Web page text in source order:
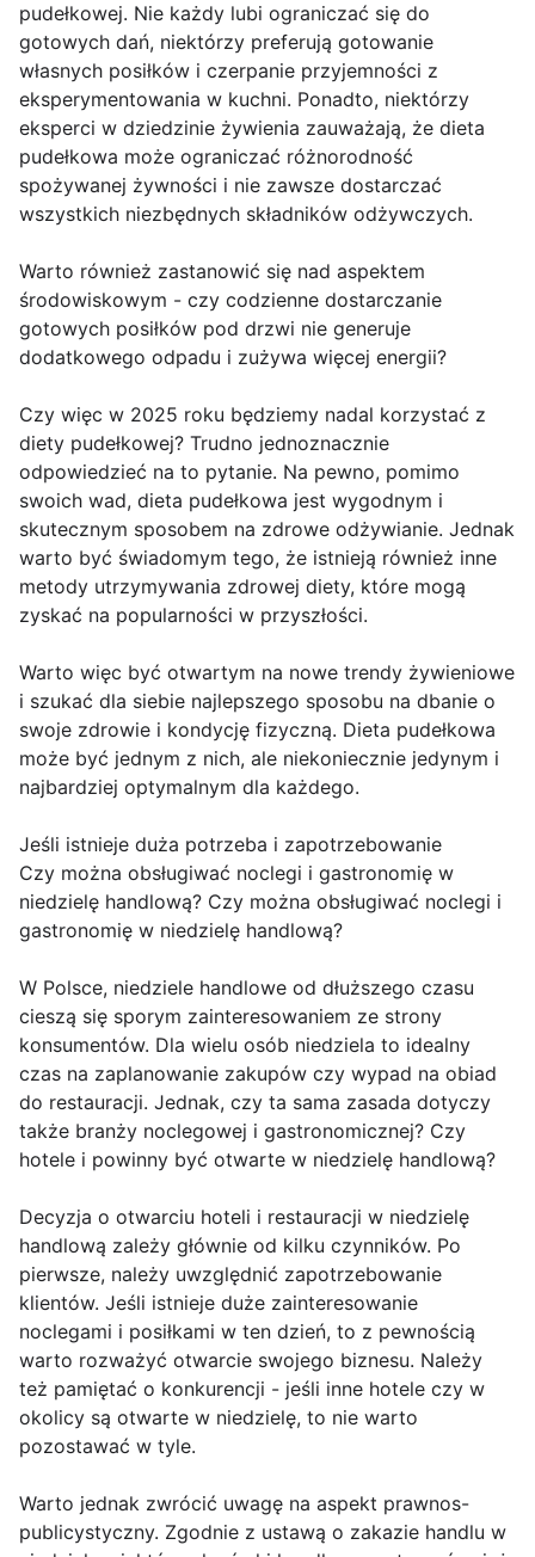
pudełkowej. Nie każdy lubi ograniczać się do
gotowych dań, niektórzy preferują gotowanie
własnych posiłków i czerpanie przyjemności z
eksperymentowania w kuchni. Ponadto, niektórzy
eksperci w dziedzinie żywienia zauważają, że dieta
pudełkowa może ograniczać różnorodność
spożywanej żywności i nie zawsze dostarczać
wszystkich niezbędnych składników odżywczych.
Warto również zastanowić się nad aspektem
środowiskowym - czy codzienne dostarczanie
gotowych posiłków pod drzwi nie generuje
dodatkowego odpadu i zużywa więcej energii?
Czy więc w 2025 roku będziemy nadal korzystać z
diety pudełkowej? Trudno jednoznacznie
odpowiedzieć na to pytanie. Na pewno, pomimo
swoich wad, dieta pudełkowa jest wygodnym i
skutecznym sposobem na zdrowe odżywianie. Jednak
warto być świadomym tego, że istnieją również inne
metody utrzymywania zdrowej diety, które mogą
zyskać na popularności w przyszłości.
Warto więc być otwartym na nowe trendy żywieniowe
i szukać dla siebie najlepszego sposobu na dbanie o
swoje zdrowie i kondycję fizyczną. Dieta pudełkowa
może być jednym z nich, ale niekoniecznie jedynym i
najbardziej optymalnym dla każdego.
Jeśli istnieje duża potrzeba i zapotrzebowanie
Czy można obsługiwać noclegi i gastronomię w
niedzielę handlową? Czy można obsługiwać noclegi i
gastronomię w niedzielę handlową?
W Polsce, niedziele handlowe od dłuższego czasu
cieszą się sporym zainteresowaniem ze strony
konsumentów. Dla wielu osób niedziela to idealny
czas na zaplanowanie zakupów czy wypad na obiad
do restauracji. Jednak, czy ta sama zasada dotyczy
także branży noclegowej i gastronomicznej? Czy
hotele i powinny być otwarte w niedzielę handlową?
Decyzja o otwarciu hoteli i restauracji w niedzielę
handlową zależy głównie od kilku czynników. Po
pierwsze, należy uwzględnić zapotrzebowanie
klientów. Jeśli istnieje duże zainteresowanie
noclegami i posiłkami w ten dzień, to z pewnością
warto rozważyć otwarcie swojego biznesu. Należy
też pamiętać o konkurencji - jeśli inne hotele czy w
okolicy są otwarte w niedzielę, to nie warto
pozostawać w tyle.
Warto jednak zwrócić uwagę na aspekt prawnos-
publicystyczny. Zgodnie z ustawą o zakazie handlu w